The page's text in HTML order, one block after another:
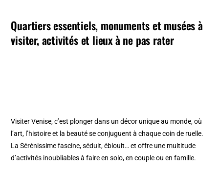
Quartiers essentiels, monuments et musées à
visiter, activités et lieux à ne pas rater
Visiter Venise, c’est plonger dans un décor unique au monde, où
l’art, l’histoire et la beauté se conjuguent à chaque coin de ruelle.
La Sérénissime fascine, séduit, éblouit… et offre une multitude
d’activités inoubliables à faire en solo, en couple ou en famille.